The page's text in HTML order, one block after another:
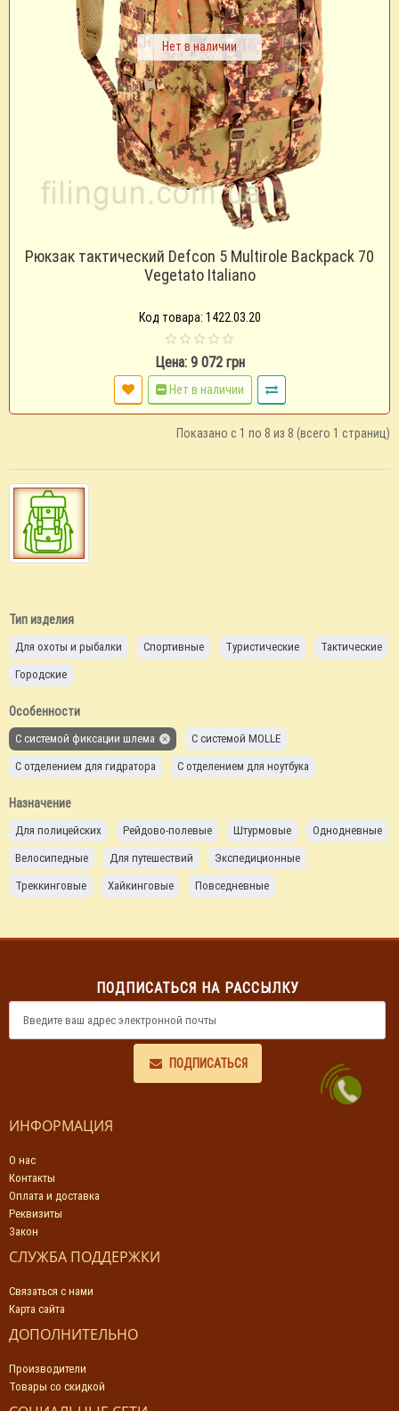
Нет в наличии
Рюкзак тактический Defcon 5 Multirole Backpack 70
Vegetato Italiano
Код товара: 1422.03.20
Цена: 9 072 грн
Нет в наличии
Показано с 1 по 8 из 8 (всего 1 страниц)
Тип изделия
Для охоты и рыбалки Спортивные Туристические
Тактические
Городские
Особенности
С системой фиксации шлема
С системой MOLLE
С отделением для гидратора
С отделением для ноутбука
Назначение
Для полицейских Рейдово-полевые Штурмовые
Однодневные
Велосипедные
Для путешествий
Экспедиционные
Треккинговые
Хайкинговые Повседневные
ПОДПИСАТЬСЯ НА РАССЫЛКУ
ПОДПИСАТЬСЯ
ИНФОРМАЦИЯ
О нас
Контакты
Оплата и доставка
Реквизиты
Закон
СЛУЖБА ПОДДЕРЖКИ
Связаться с нами
Карта сайта
ДОПОЛНИТЕЛЬНО
Производители
Товары со скидкой